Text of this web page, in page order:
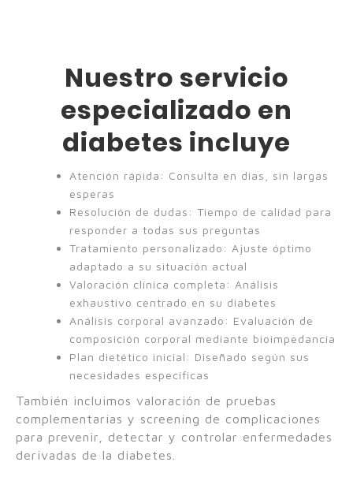
Nuestro servicio
especializado en
diabetes incluye
Atención rápida: Consulta en días, sin largas
esperas
Resolución de dudas: Tiempo de calidad para
responder a todas sus preguntas
Tratamiento personalizado: Ajuste óptimo
adaptado a su situación actual
Valoración clínica completa: Análisis
exhaustivo centrado en su diabetes
Análisis corporal avanzado: Evaluación de
composición corporal mediante bioimpedancia
Plan dietético inicial: Diseñado según sus
necesidades específicas
También incluimos valoración de pruebas
complementarias y screening de complicaciones
para prevenir, detectar y controlar enfermedades
derivadas de la diabetes.